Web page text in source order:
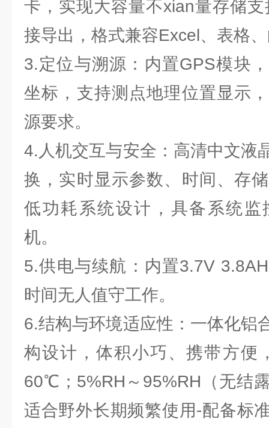
卡，实现大容量不xian量存储
接导出，格式兼容Excel、表格
3.定位与溯源：内置GPS模块
坐标，支持测点地理位置显示
源要求。
4.人机交互与安全：高清中文液
换，实时显示参数、时间、存
低功耗系统设计，具备系统监
机。
5.供电与续航：内置3.7V
时间无人值守工作。
6.结构与环境适应性：一体化铝
构设计，体积小巧、携带方便
60℃；5%RH～95%RH（无结
适合野外长期频繁使用-配备标